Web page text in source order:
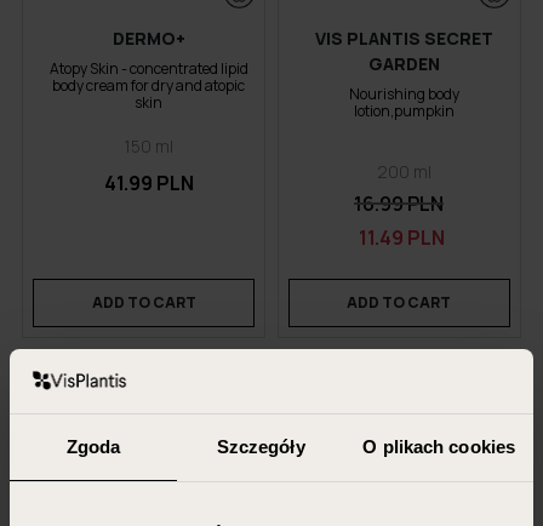
Zgoda Szczegóły O plikach cookies
DERMO+
Atopy Skin - concentrated lipid
body cream for dry and atopic
skin
150 ml
41.99 PLN
ADD TO CART
VIS PLANTIS SECRET
GARDEN
Nourishing body
lotion,pumpkin
200 ml
16.99 PLN
11.49 PLN
ADD TO CART